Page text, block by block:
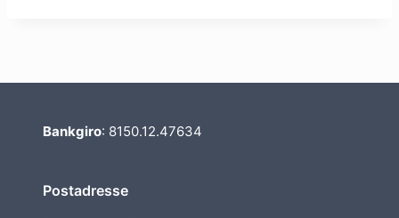
Bankgiro: 8150.12.47634
Postadresse